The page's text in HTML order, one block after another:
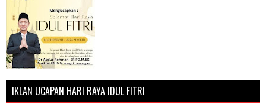
IKLAN UCAPAN HARI RAYA IDUL FITRI